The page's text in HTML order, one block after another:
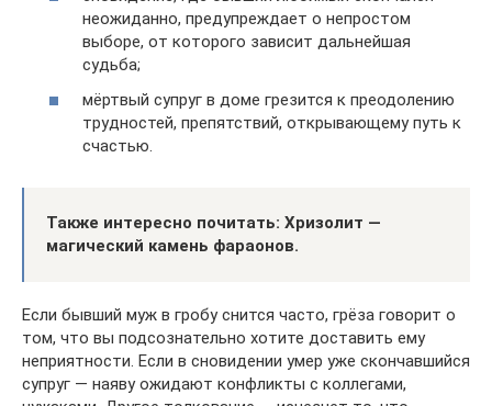
неожиданно, предупреждает о непростом
выборе, от которого зависит дальнейшая
судьба;
мёртвый супруг в доме грезится к преодолению
трудностей, препятствий, открывающему путь к
счастью.
Также интересно почитать: Хризолит —
магический камень фараонов.
Если бывший муж в гробу снится часто, грёза говорит о
том, что вы подсознательно хотите доставить ему
неприятности. Если в сновидении умер уже скончавшийся
супруг — наяву ожидают конфликты с коллегами,